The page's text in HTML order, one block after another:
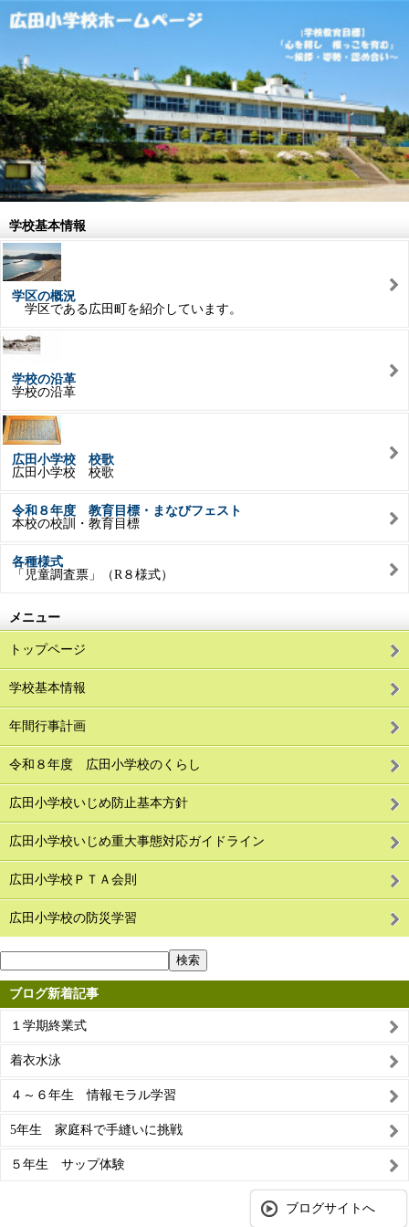
学校基本情報
学区の概況
学区である広田町を紹介しています。
学校の沿革
学校の沿革
広田小学校 校歌
広田小学校 校歌
令和８年度 教育目標・まなびフェスト
本校の校訓・教育目標
各種様式
「児童調査票」（R８様式）
メニュー
トップページ
学校基本情報
年間行事計画
令和８年度 広田小学校のくらし
広田小学校いじめ防止基本方針
広田小学校いじめ重大事態対応ガイドライン
広田小学校ＰＴＡ会則
広田小学校の防災学習
ブログ新着記事
１学期終業式
着衣水泳
４～６年生 情報モラル学習
5年生 家庭科で手縫いに挑戦
５年生 サップ体験
ブログサイトへ